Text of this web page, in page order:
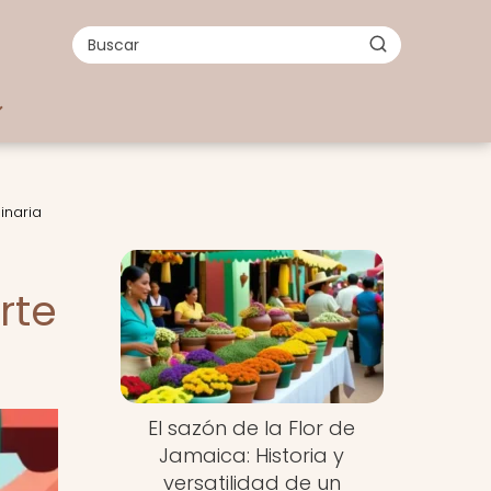
El sazón de la Flor de
Jamaica: Historia y
versatilidad de un